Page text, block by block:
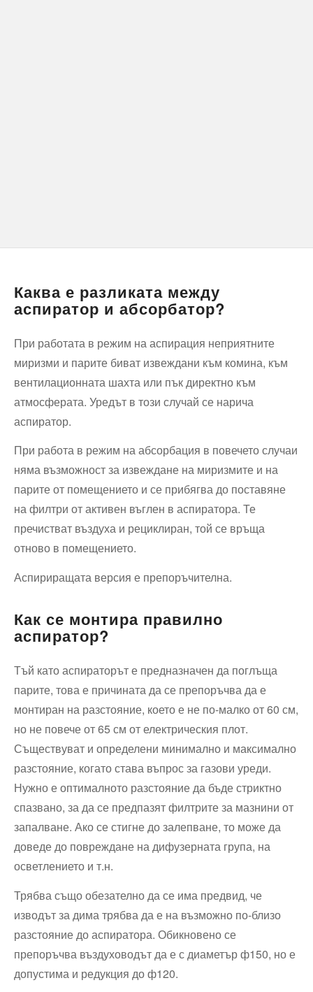
Каква е разликата между
аспиратор и абсорбатор?
При работата в режим на аспирация неприятните
миризми и парите биват извеждани към комина, към
вентилационната шахта или пък директно към
атмосферата. Уредът в този случай се нарича
аспиратор.
При работа в режим на абсорбация в повечето случаи
няма възможност за извеждане на миризмите и на
парите от помещението и се прибягва до поставяне
на филтри от активен въглен в аспиратора. Те
пречистват въздуха и рециклиран, той се връща
отново в помещението.
Аспириращата версия е препоръчителна.
Как се монтира правилно
аспиратор?
Тъй като аспираторът е предназначен да поглъща
парите, това е причината да се препоръчва да е
монтиран на разстояние, което е не по-малко от 60 см,
но не повече от 65 см от електрическия плот.
Съществуват и определени минимално и максимално
разстояние, когато става въпрос за газови уреди.
Нужно е оптималното разстояние да бъде стриктно
спазвано, за да се предпазят филтрите за мазнини от
запалване. Ако се стигне до залепване, то може да
доведе до повреждане на дифузерната група, на
осветлението и т.н.
Трябва също обезателно да се има предвид, че
изводът за дима трябва да е на възможно по-близо
разстояние до аспиратора. Обикновено се
препоръчва въздуховодът да е с диаметър ф150, но е
допустима и редукция до ф120.